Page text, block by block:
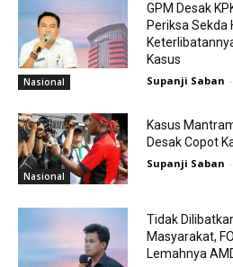
Nasional
GPM Desak
Periksa Sekda
Kasus
Supanji Saban -
Nasional
Kasus
Desak Copot
Supanji Saban -
Tidak
Masyarakat,
Lemahnya